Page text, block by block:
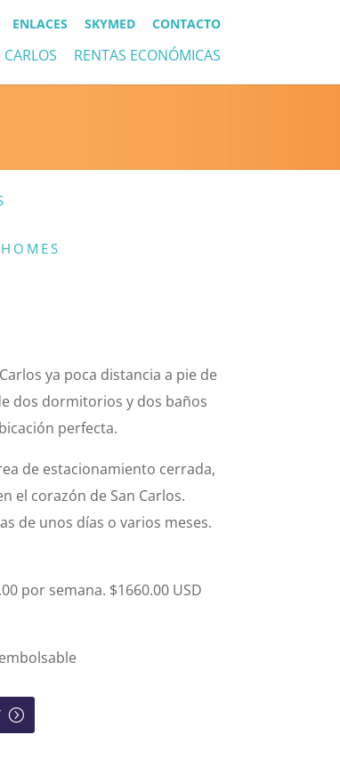
ENLACES SKYMED CONTACTO
RENTAS ECONÓMICAS
ya poca distancia a pie de
dos dormitorios y dos baños
perfecta.
de estacionamiento cerrada,
el corazón de San Carlos.
de unos días o varios meses.
por semana. $1660.00 USD